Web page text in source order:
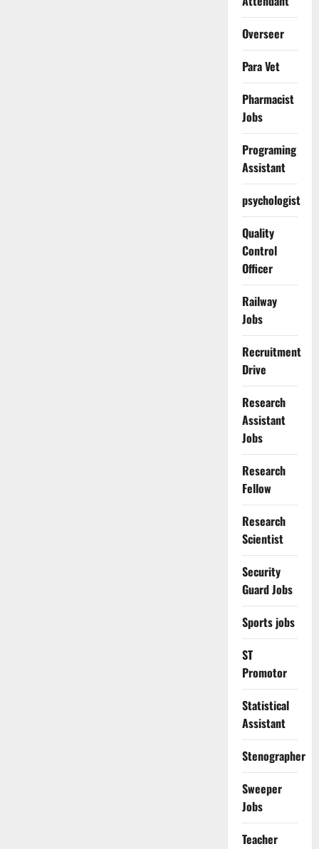
Overseer
Para Vet
Pharmacist
Jobs
Programing
Assistant
psychologist
Quality
Control
Officer
Railway
Jobs
Recruitment
Drive
Research
Assistant
Jobs
Research
Fellow
Research
Scientist
Security
Guard Jobs
Sports jobs
ST
Promotor
Statistical
Assistant
Stenographer
Sweeper
Jobs
Teacher